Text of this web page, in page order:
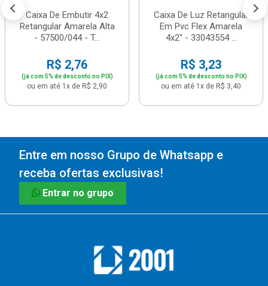
Caixa De Embutir 4x2
Retangular Amarela Alta
- 57500/044 - T...
R$ 2,76
(já com 5% de desconto no PIX)
ou em até 1x de R$ 2,90
Caixa De Luz Retangular
Em Pvc Flex Amarela
4x2" - 33043554 ...
R$ 3,23
(já com 5% de desconto no PIX)
ou em até 1x de R$ 3,40
Entre em nosso Grupo de Whatsapp e
receba ofertas exclusivas!
Entrar no grupo